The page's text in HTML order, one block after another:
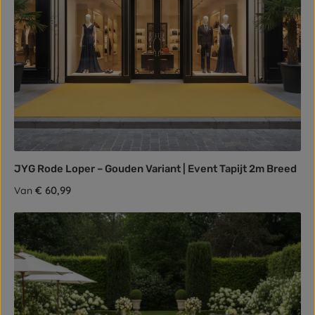
JYG Rode Loper – Gouden Variant | Event Tapijt 2m Breed
Normale prijs:
Van € 60,99